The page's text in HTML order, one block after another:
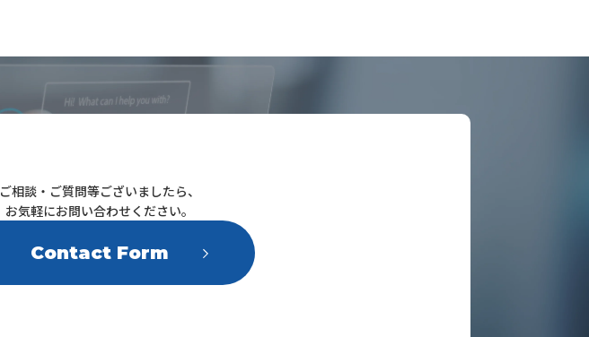
ご相談・ご質問等ございましたら、
お気軽にお問い合わせください。
Contact Form